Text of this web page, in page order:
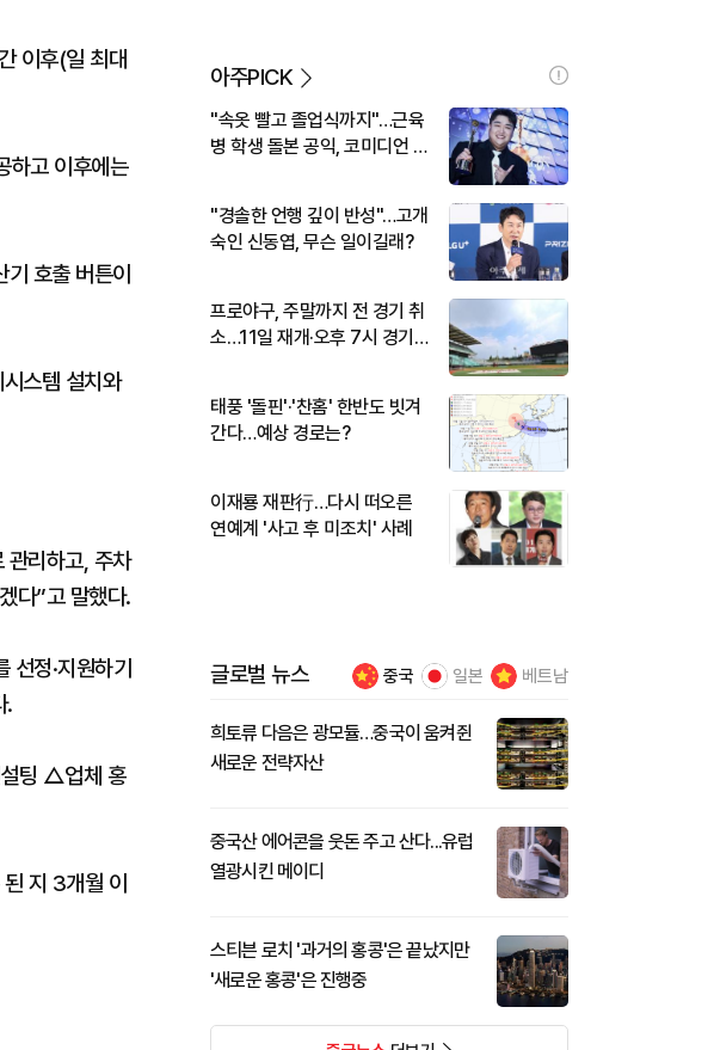
이후(일 최대
하고 이후에는
호출 버튼이
스템 설치와
관리하고, 주차
다”고 말했다.
정·지원하기
.
설팅 △업체 홍
지 3개월 이
아주PICK
"속옷 빨고 졸업식까지"…근육
병 학생 돌본 공익, 코미디언 김
"경솔한 언행 깊이 반성"…고개
숙인 신동엽, 무슨 일이길래?
프로야구, 주말까지 전 경기 취
소…11일 재개·오후 7시 경기
태풍 '돌핀'·'찬홈' 한반도 빗겨
간다…예상 경로는?
이재룡 재판行…다시 떠오른
연예계 '사고 후 미조치' 사례
글로벌 뉴스 중국 일본 베트남
희토류 다음은 광모듈…중국이 움켜쥔
새로운 전략자산
중국산 에어콘을 웃돈 주고 산다...유럽
열광시킨 메이디
스티븐 로치 '과거의 홍콩'은 끝났지만
'새로운 홍콩'은 진행중